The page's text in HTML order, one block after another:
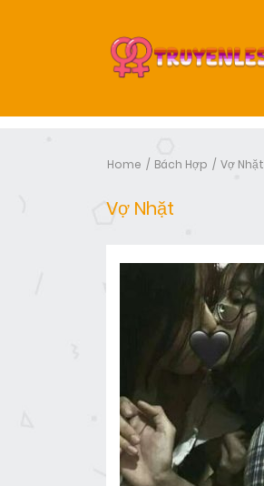
Home Bách Hợp Vợ Nhặt
Vợ Nhặt